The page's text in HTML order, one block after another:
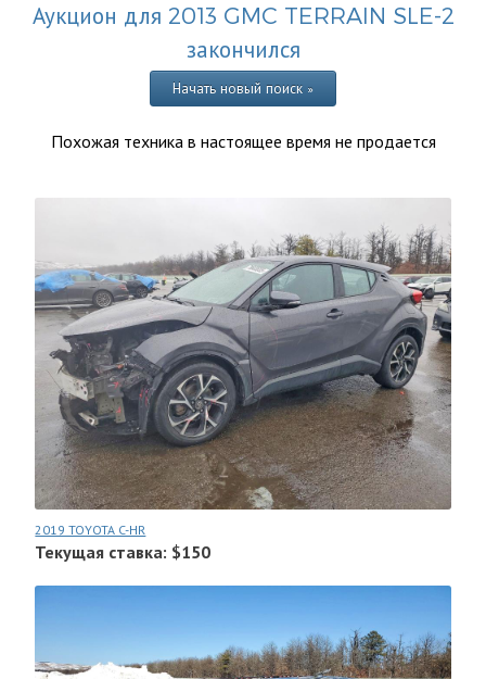
Аукцион для 2013 GMC TERRAIN SLE-2
закончился
Начать новый поиск »
Похожая техника в настоящее время не продается
2019 TOYOTA C-HR
Текущая ставка: $150